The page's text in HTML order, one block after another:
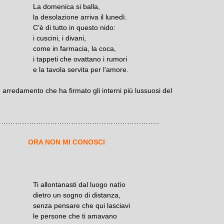
La domenica si balla,
la desolazione arriva il lunedì.
C’è di tutto in questo nido:
i cuscini, i divani,
come in farmacia, la coca,
i tappeti che ovattano i rumori
e la tavola servita per l’amore.
che ha firmato gli interni più lussuosi del
ORA NON MI CONOSCI
Ti allontanasti dal luogo natìo
dietro un sogno di distanza,
senza pensare che qui lasciavi
le persone che ti amavano